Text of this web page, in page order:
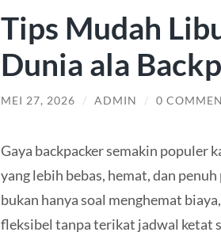
Tips Mudah
Dunia ala
MEI 27, 2026 / ADMIN / 0
Gaya backpacker semakin populer
yang lebih bebas, hemat, dan
bukan hanya soal menghemat
fleksibel tanpa terikat jadwal ketat